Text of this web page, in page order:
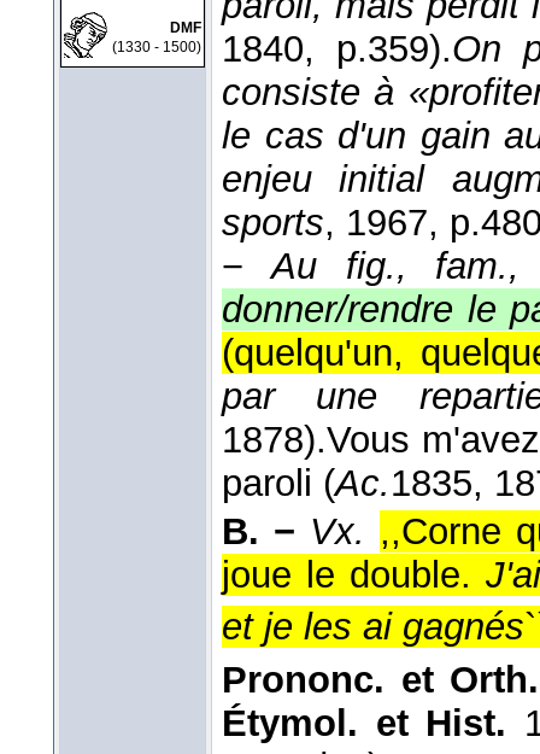
DMF
(1330 - 1500)
1840, p.359).On
consiste à
le cas d'un gain
enjeu initial
sports, 1967,
−Au fig., fam.,
donner/rendre le
(quelqu'un,
par une
1878).Vous
paroli (Ac.1835,
B. − Vx. ,,Corne
joue le double.
et je les ai gagnés
Prononc. et
Étymol. et Hist.